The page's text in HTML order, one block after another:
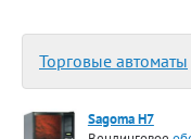
Торговые автоматы
Sagoma H7